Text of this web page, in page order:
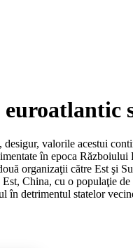
valorile acestui
în epoca
organizaţii către Est şi
China, cu o populaţie
în detrimentul statelor